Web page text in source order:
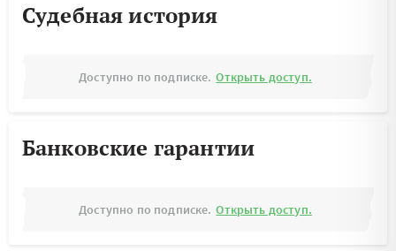
Судебная история
Доступно по подписке. Открыть доступ.
Банковские гарантии
Доступно по подписке. Открыть доступ.